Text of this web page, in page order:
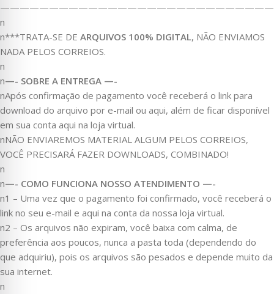
n
n***TRATA-SE DE ARQUIVOS 100% DIGITAL, NÃO ENVIAMOS
NADA PELOS CORREIOS.
n
n—- SOBRE A ENTREGA —-
nApós confirmação de pagamento você receberá o link para
download do arquivo por e-mail ou aqui, além de ficar disponível
em sua conta aqui na loja virtual.
nNÃO ENVIAREMOS MATERIAL ALGUM PELOS CORREIOS,
VOCÊ PRECISARÁ FAZER DOWNLOADS, COMBINADO!
n
n—- COMO FUNCIONA NOSSO ATENDIMENTO —-
n1 – Uma vez que o pagamento foi confirmado, você receberá o
link no seu e-mail e aqui na conta da nossa loja virtual.
n2 – Os arquivos não expiram, você baixa com calma, de
preferência aos poucos, nunca a pasta toda (dependendo do
que adquiriu), pois os arquivos são pesados e depende muito da
sua internet.
n